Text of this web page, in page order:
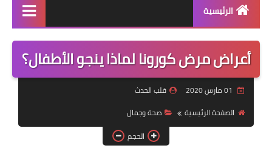
الرئيسية
عالمية
فن
مسلسلات
صحة وجمال
أعراض مرض كورونا لماذا ينجو الأطفال؟
قلب الحدث
الصفحة الرئيسية
صحة وجمال
الحجم